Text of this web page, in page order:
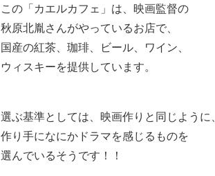
この「カエルカフェ」は、映画監督の
秋原北胤さんがやっているお店で、
国産の紅茶、珈琲、ビール、ワイン、
ウィスキーを提供しています。
選ぶ基準としては、映画作りと同じように、
作り手になにかドラマを感じるものを
選んでいるそうです！！